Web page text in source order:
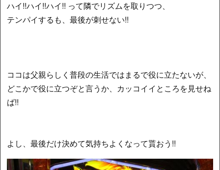
ハイ!!ハイ!!ハイ!! って隣でリズムを取りつつ、
テンパイするも、最後が刺せない!!
ココは父親らしく普段の生活ではまるで役に立たないが、
どこかで役に立つぞと言うか、カッコイイところを見せね
ば!!
よし、最後だけ決めて気持ちよくなって貰おう!!